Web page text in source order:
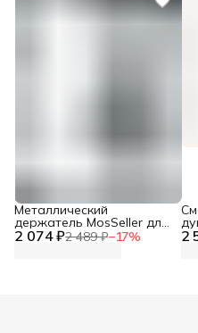
2 074 ₽2 489 ₽−17%
Металлический
держатель MosSeller для
смартфона с 2